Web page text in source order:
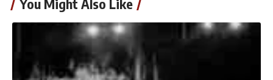
You Might Also Like